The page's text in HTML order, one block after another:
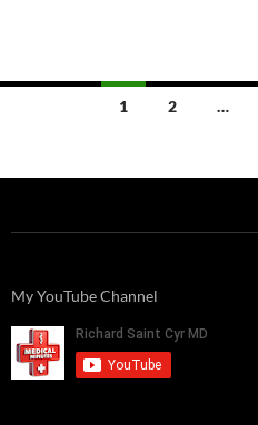
1 2 …
My YouTube Channel